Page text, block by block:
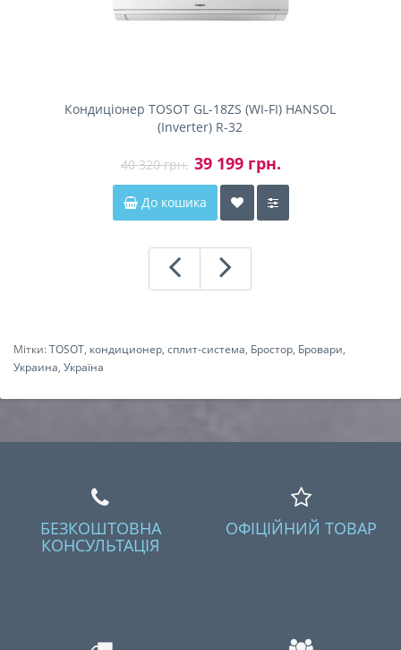
Кондиціонер TOSOT GL-18ZS (WI-FI) HANSOL
(Inverter) R-32
40 320 грн. 39 199 грн.
До кошика
Мітки:TOSOT, кондиционер, сплит-система, Бростор, Бровари,
Украина, Україна
БЕЗКОШТОВНА
КОНСУЛЬТАЦІЯ
ОФІЦІЙНИЙ ТОВАР